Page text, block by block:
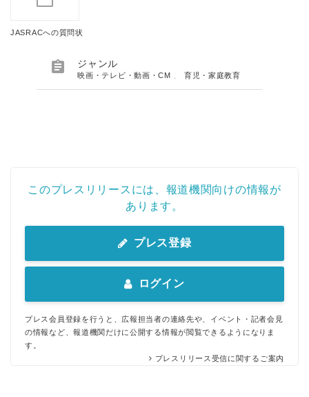
JASRACへの質問状
 ジャンル
映画・テレビ・動画・CM 育児・家庭教育
このプレスリリースには、報道機関向けの情報が
あります。
プレス登録
ログイン
プレス会員登録を行うと、広報担当者の連絡先や、イベント・記者会見
の情報など、報道機関だけに公開する情報が閲覧できるようになりま
す。
プレスリリース受信に関するご案内